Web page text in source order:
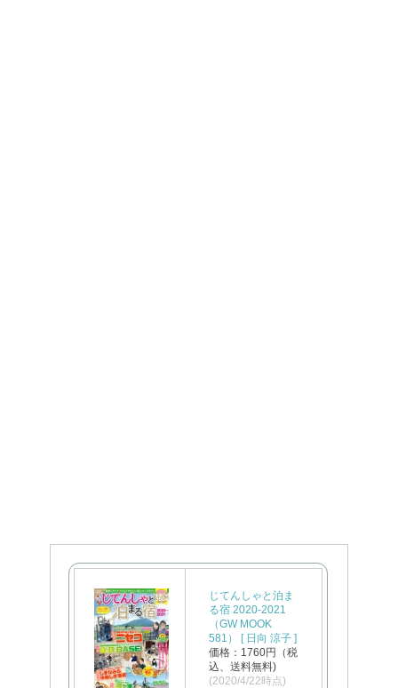
じてんしゃと泊ま
る宿 2020-2021
（GW MOOK
581） [ 日向 涼子 ]
価格：1760円（税
込、送料無料)
(2020/4/22時点)